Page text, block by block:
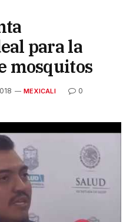
para la
mosquitos
MEXICALI
0